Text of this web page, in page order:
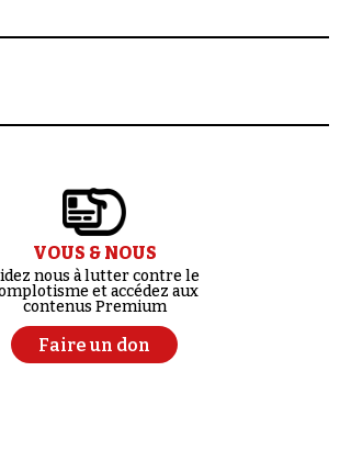
VOUS & NOUS
nous à lutter contre le
et accédez aux
contenus Premium
Faire un don